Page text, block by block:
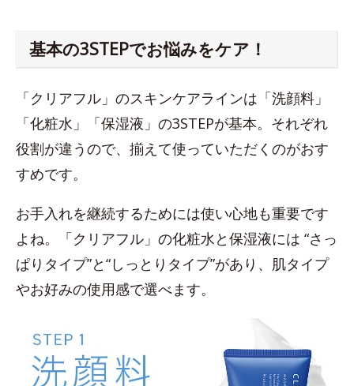
基本の3STEPでお悩みをケア！
「クリアフル」のスキンケアラインは「洗顔料」
「化粧水」「保湿液」の3STEPが基本。それぞれ
役割が違うので、揃えて使っていただくのがおす
すめです。
お手入れを継続するためには使い心地も重要です
よね。「クリアフル」の化粧水と保湿液には “さっ
ぱりタイプ”と“しっとりタイプ”があり、肌タイプ
やお好みの使用感で選べます。